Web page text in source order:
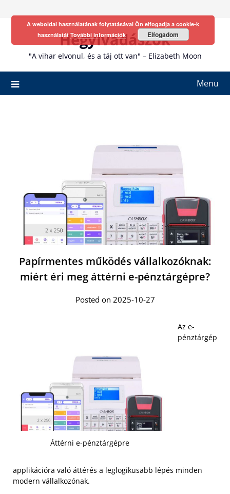
Hegyivadászok
"A vihar elvonul, és a táj ott van" – Elizabeth Moon
Menu
Papírmentes működés vállalkozóknak:
miért éri meg áttérni e-pénztárgépre?
Posted on 2025-10-27
Áttérni e-pénztárgépre
Az e-
pénztárgép
applikációra való áttérés a leglogikusabb lépés minden
modern vállalkozónak.
A weboldal használatának folytatásával Ön elfogadja a cookie-k
használatátTovábbi információk Elfogadom